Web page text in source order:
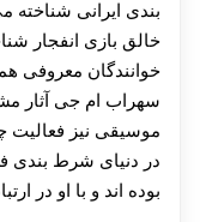
بندی ایرانی شناخته
خالق بازی انفجار
خوانندگان معروفی
سهراب ام‌ جی آثار
موسیقی نیز فعالیت
در دنیای شرط‌ بندی
بوده‌ اند و با او در